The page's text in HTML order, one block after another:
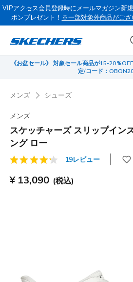
VIPアクセス会員登録時にメールマガジン新
ポンプレゼント！ ※一部対象外商品がござ
《お盆セール》 対象セール商品が15-20％
定/コード：
メンズ シューズ
メンズ
スケッチャーズ スリップイン
ング ロー
顧客評価3.3/5件19レビュー
¥ 13,090 (税込)